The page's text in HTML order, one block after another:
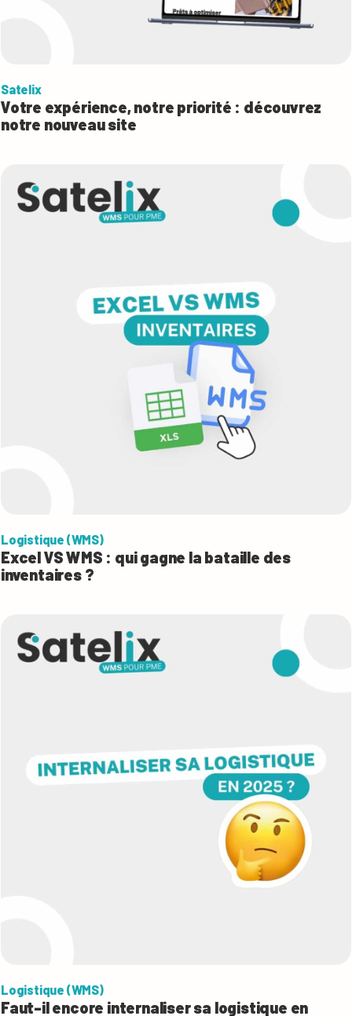
Satelix
Votre expérience, notre priorité : découvrez
notre nouveau site
Logistique (WMS)
Excel VS WMS : qui gagne la bataille des
inventaires ?
Logistique (WMS)
Faut-il encore internaliser sa logistique en